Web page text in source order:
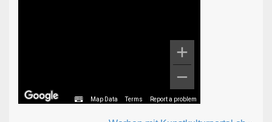
Map Data Terms Report a problem